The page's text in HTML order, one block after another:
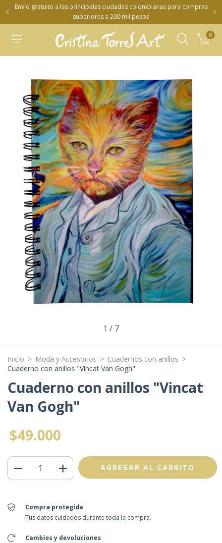
Envío gratuito a las principales ciudades colombianas para compras
superiores a 200 mil pesos
0
1 / 7
Inicio > Moda y Accesorios > Cuadernos con anillos >
Cuaderno con anillos "Vincat Van Gogh"
Cuaderno con anillos "Vincat
Van Gogh"
$49.000
Compra protegida
Tus datos cuidados durante toda la compra.
Cambios y devoluciones